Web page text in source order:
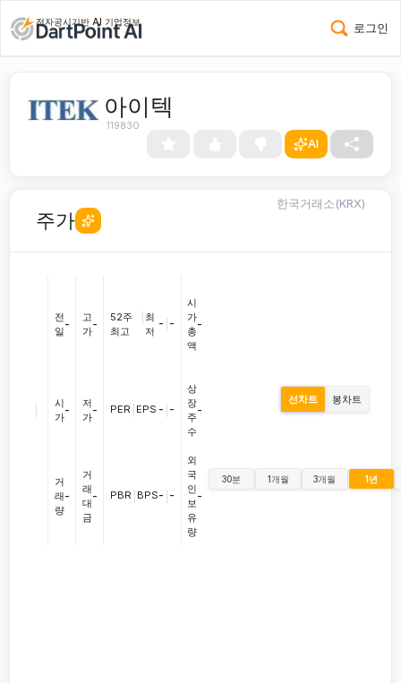
전자공시기반 AI 기업정보 로그인
아이텍
119830
AI
주가
한국거래소(KRX)
전
일
-
시
가
-
거
래
량
-
고
가
-
저
가
-
거
래
대
금
-
52주
최고
최
저
- -
PER EPS - -
PBR BPS- -
시
가
총
액
-
상
장
주
수
-
외
국
인
보
유
량
-
선차트 봉차트
30분 1개월 3개월 1년